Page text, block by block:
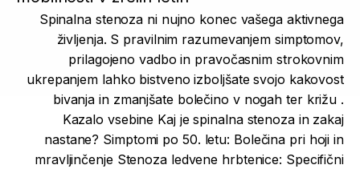
Spinalna stenoza ni nujno konec vašega aktivnega
življenja. S pravilnim razumevanjem simptomov,
prilagojeno vadbo in pravočasnim strokovnim
ukrepanjem lahko bistveno izboljšate svojo kakovost
bivanja in zmanjšate bolečino v nogah ter križu .
Kazalo vsebine Kaj je spinalna stenoza in zakaj
nastane? Simptomi po 50. letu: Bolečina pri hoji in
mravljinčenje Stenoza ledvene hrbtenice: Specifični